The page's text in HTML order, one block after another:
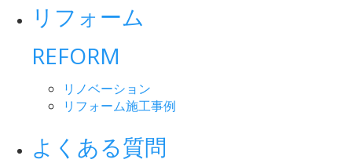
リフォーム
REFORM
リノベーション
リフォーム施工事例
よくある質問